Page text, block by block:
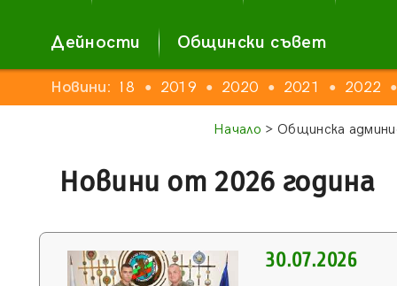
Дейности Общински съвет
Новини:
2017 ● 2018 ● 2019 ● 2020 ● 2021 ● 2022 ●
Начало > Общинска
Новини от 2026 година
30.07.2026